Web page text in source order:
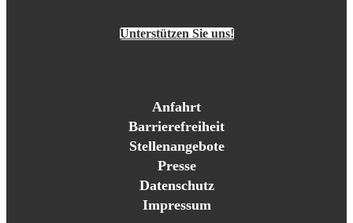
Unterstützen Sie uns!
Anfahrt
Barrierefreiheit
Stellenangebote
Presse
Datenschutz
Impressum